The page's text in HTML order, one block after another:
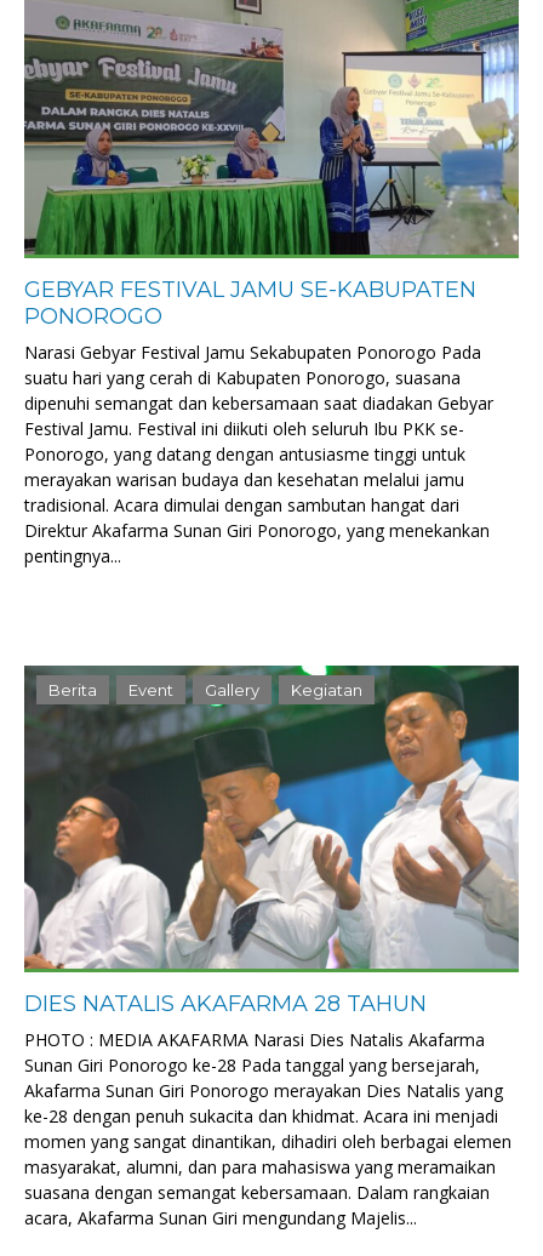
GEBYAR FESTIVAL JAMU SE-KABUPATEN
PONOROGO
Narasi Gebyar Festival Jamu Sekabupaten Ponorogo Pada
suatu hari yang cerah di Kabupaten Ponorogo, suasana
dipenuhi semangat dan kebersamaan saat diadakan Gebyar
Festival Jamu. Festival ini diikuti oleh seluruh Ibu PKK se-
Ponorogo, yang datang dengan antusiasme tinggi untuk
merayakan warisan budaya dan kesehatan melalui jamu
tradisional. Acara dimulai dengan sambutan hangat dari
Direktur Akafarma Sunan Giri Ponorogo, yang menekankan
pentingnya...
Berita Event Gallery Kegiatan
DIES NATALIS AKAFARMA 28 TAHUN
PHOTO : MEDIA AKAFARMA Narasi Dies Natalis Akafarma
Sunan Giri Ponorogo ke-28 Pada tanggal yang bersejarah,
Akafarma Sunan Giri Ponorogo merayakan Dies Natalis yang
ke-28 dengan penuh sukacita dan khidmat. Acara ini menjadi
momen yang sangat dinantikan, dihadiri oleh berbagai elemen
masyarakat, alumni, dan para mahasiswa yang meramaikan
suasana dengan semangat kebersamaan. Dalam rangkaian
acara, Akafarma Sunan Giri mengundang Majelis...